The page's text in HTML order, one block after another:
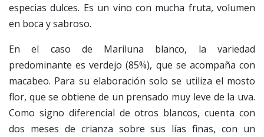
especias dulces. Es un vino con mucha fruta, volumen
en boca y sabroso.
En el caso de Mariluna blanco, la variedad
predominante es verdejo (85%), que se acompaña con
macabeo. Para su elaboración solo se utiliza el mosto
flor, que se obtiene de un prensado muy leve de la uva.
Como signo diferencial de otros blancos, cuenta con
dos meses de crianza sobre sus lías finas, con un